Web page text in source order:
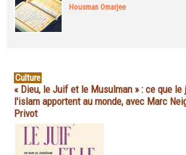
Housman Omarjee
Culture
« Dieu, le Juif et le Musulman » : ce que le
l'islam apportent au monde, avec Marc
Privot